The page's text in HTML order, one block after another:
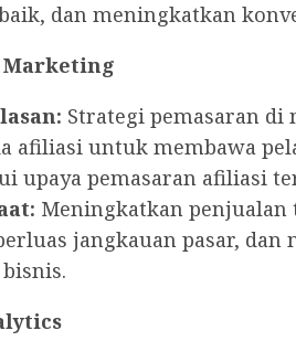
dan meningkatkan
Strategi pemasaran
afiliasi untuk membawa
upaya pemasaran afiliasi
Meningkatkan penjualan
jangkauan pasar,